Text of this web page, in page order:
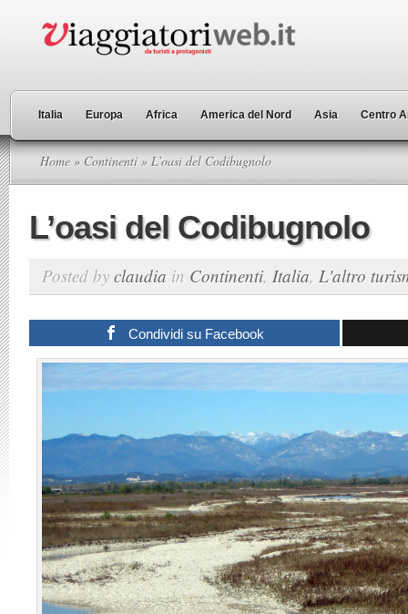
Italia Europa Africa America del Nord Asia Centro
Home » Continenti» L’oasi del Codibugnolo
L’oasi del Codibugnolo
Posted by claudia in Continenti, Italia, L'altro
Condividi su Facebook